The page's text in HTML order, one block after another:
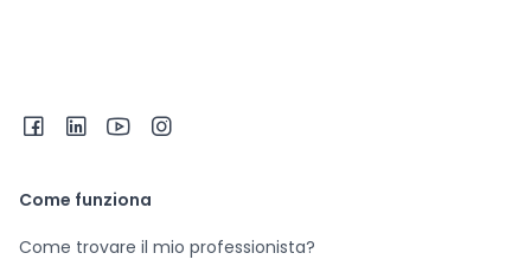
Come funziona
Come trovare il mio professionista?